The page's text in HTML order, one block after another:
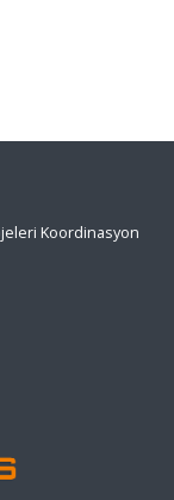
Koordinasyon